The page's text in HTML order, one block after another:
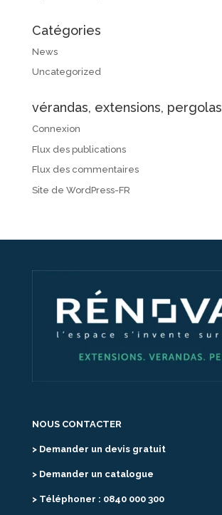
Catégories
News
Uncategorized
vérandas, extensions, pergolas
Connexion
Flux des publications
Flux des commentaires
Site de WordPress-FR
NOUS CONTACTER
> Demander un devis gratuit
> Demander un catalogue
> Téléphoner : 0840 000 300